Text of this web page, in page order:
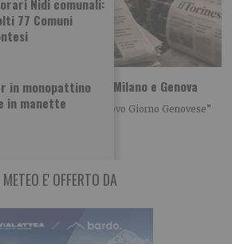
Nidi comunali:
77 Comuni
in monopattino
in manette
il Torinese apre a Milano e Genova
Milanese” e “Il Nuovo Giorno Genovese”
lo
E' OFFERTO DA